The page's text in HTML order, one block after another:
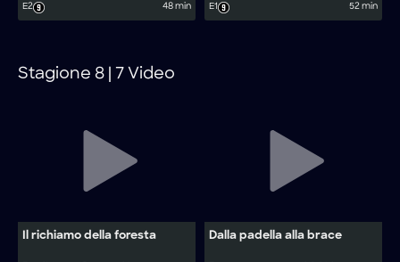
E2
48 min E1 52 min
Stagione 8 | 7 Video
Il richiamo della foresta Dalla padella alla brace